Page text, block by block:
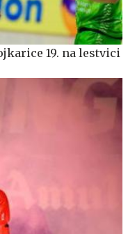
19. na lestvici